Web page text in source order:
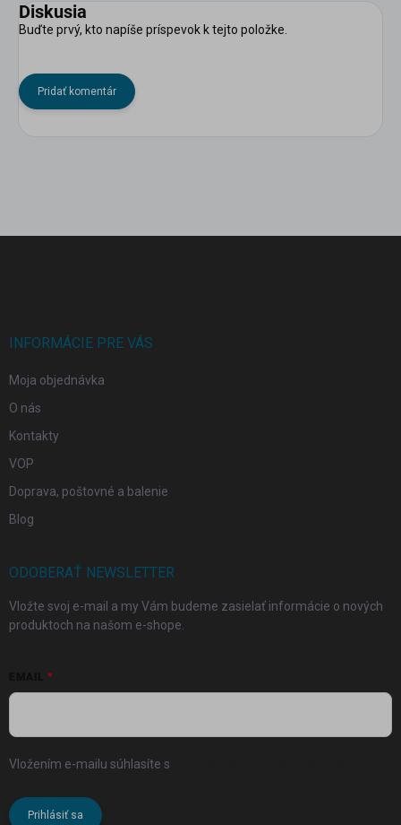
Diskusia
Buďte prvý, kto napíše príspevok k tejto položke.
Pridať komentár
INFORMÁCIE PRE VÁS
Moja objednávka
O nás
Kontakty
VOP
Doprava, poštovné a balenie
Blog
ODOBERAŤ NEWSLETTER
Vložte svoj e-mail a my Vám budeme zasielať informácie o nových
produktoch na našom e-shope.
Vložením e-mailu súhlasíte s
Prihlásiť sa